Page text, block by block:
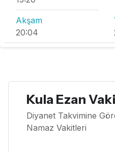
Akşam
20:04
Kula Ezan
Diyanet Takvimine
Namaz Vakitleri